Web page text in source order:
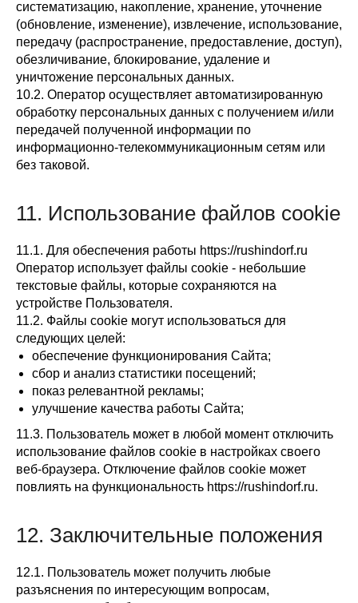
систематизацию, накопление, хранение, уточнение
(обновление, изменение), извлечение, использование,
передачу (распространение, предоставление, доступ),
обезличивание, блокирование, удаление и
уничтожение персональных данных.
10.2. Оператор осуществляет автоматизированную
обработку персональных данных с получением и/или
передачей полученной информации по
информационно-телекоммуникационным сетям или
без таковой.
11. Использование файлов cookie
11.1. Для обеспечения работы https://rushindorf.ru
Оператор использует файлы cookie - небольшие
текстовые файлы, которые сохраняются на
устройстве Пользователя.
11.2. Файлы cookie могут использоваться для
следующих целей:
обеспечение функционирования Сайта;
сбор и анализ статистики посещений;
показ релевантной рекламы;
улучшение качества работы Сайта;
11.3. Пользователь может в любой момент отключить
использование файлов cookie в настройках своего
веб-браузера. Отключение файлов cookie может
повлиять на функциональность https://rushindorf.ru.
12. Заключительные положения
12.1. Пользователь может получить любые
разъяснения по интересующим вопросам,